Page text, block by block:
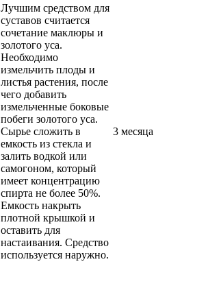
Лучшим средством для
суставов считается
сочетание маклюры и
золотого уса.
Необходимо
измельчить плоды и
листья растения, после
чего добавить
измельченные боковые
побеги золотого уса.
Сырье сложить в
емкость из стекла и
залить водкой или
самогоном, который
имеет концентрацию
спирта не более 50%.
Емкость накрыть
плотной крышкой и
оставить для
настаивания. Средство
используется наружно.
3 месяца